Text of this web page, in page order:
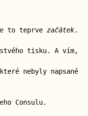
to teprve začátek.
tisku. A vím,
nebyly napsané
Consulu.